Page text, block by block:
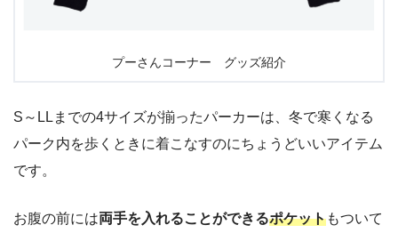
プーさんコーナー グッズ紹介
S～LLまでの4サイズが揃ったパーカーは、冬で寒くなる
パーク内を歩くときに着こなすのにちょうどいいアイテム
です。
お腹の前には両手を入れることができるポケットもついて